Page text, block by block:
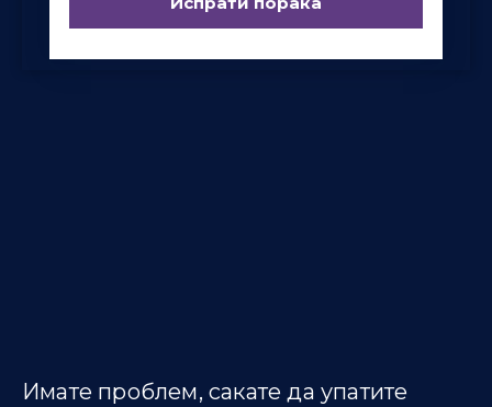
Имате проблем, сакате да упатите